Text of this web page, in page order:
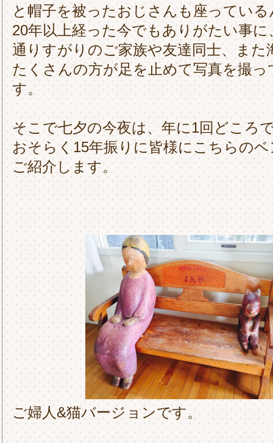
と帽子を被ったおじさんも座ってい
20年以上経った今でもありがたい事に
通りすがりのご家族や友達同士、また
たくさんの方が足を止めて写真を撮
す。
そこで七夕の今夜は、年に1回どころ
おそらく15年振りに皆様にこちらの
ご紹介します。
ご婦人&猫バージョンです。